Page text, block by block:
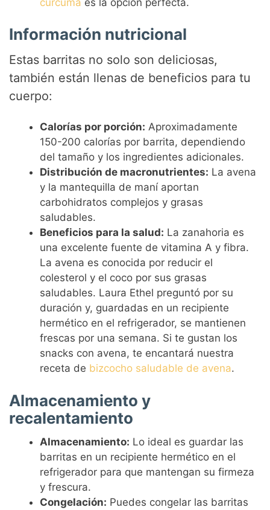
Información nutricional
Estas barritas no solo son deliciosas,
también están llenas de beneficios para tu
cuerpo:
Calorías por porción: Aproximadamente
150-200 calorías por barrita, dependiendo
del tamaño y los ingredientes adicionales.
Distribución de macronutrientes: La avena
y la mantequilla de maní aportan
carbohidratos complejos y grasas
saludables.
Beneficios para la salud: La zanahoria es
una excelente fuente de vitamina A y fibra.
La avena es conocida por reducir el
colesterol y el coco por sus grasas
saludables. Laura Ethel preguntó por su
duración y, guardadas en un recipiente
hermético en el refrigerador, se mantienen
frescas por una semana. Si te gustan los
snacks con avena, te encantará nuestra
receta de bizcocho saludable de avena.
Almacenamiento y
recalentamiento
Almacenamiento: Lo ideal es guardar las
barritas en un recipiente hermético en el
refrigerador para que mantengan su firmeza
y frescura.
Congelación: Puedes congelar las barritas